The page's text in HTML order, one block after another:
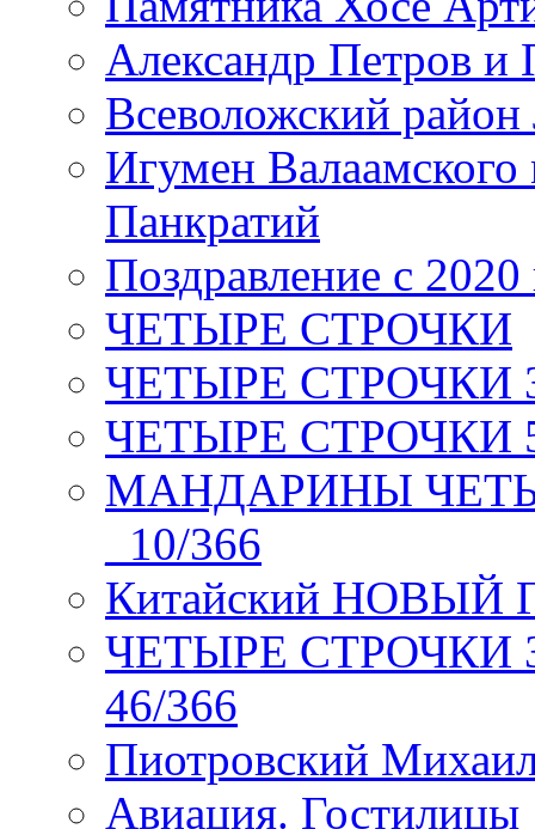
Александр Петров и
Всеволожский район
Игумен
Панкратий
Поздравление с 2020
ЧЕТЫРЕ СТРОЧКИ
ЧЕТЫРЕ СТРОЧКИ 3
ЧЕТЫРЕ СТРОЧКИ 5
МАНДАРИНЫ
_10/366
Китайский НОВЫЙ
ЧЕТЫРЕ СТРОЧКИ
46/366
Пиотровский
Авиация. Гостилицы